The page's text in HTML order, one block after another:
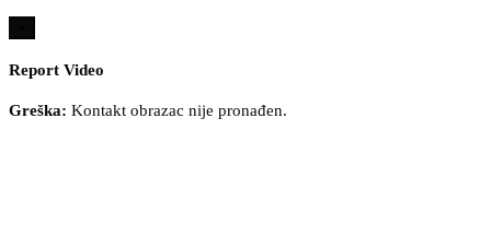
Report Video
Greška: Kontakt obrazac nije pronađen.